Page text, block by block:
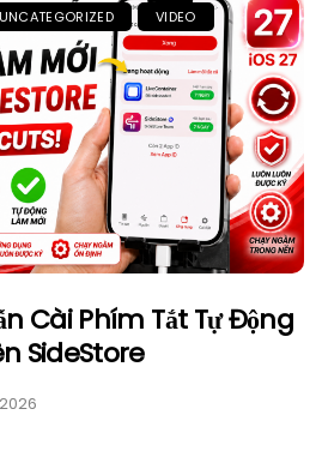
UNCATEGORIZED VIDEO
Cài Phím Tắt Tự Động
SideStore